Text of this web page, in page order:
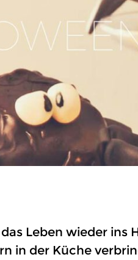
Leben wieder ins
in der Küche